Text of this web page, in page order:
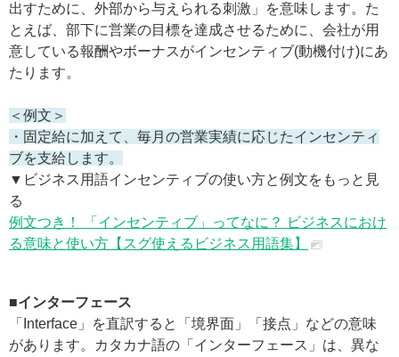
出すために、外部から与えられる刺激」を意味します。た
とえば、部下に営業の目標を達成させるために、会社が用
意している報酬やボーナスがインセンティブ(動機付け)にあ
たります。
＜例文＞
・固定給に加えて、毎月の営業実績に応じたインセンティ
ブを支給します。
▼ビジネス用語インセンティブの使い方と例文をもっと見
る
例文つき！ 「インセンティブ」ってなに？ ビジネスにおけ
る意味と使い方【スグ使えるビジネス用語集】
■インターフェース
「Interface」を直訳すると「境界面」「接点」などの意味
があります。カタカナ語の「インターフェース」は、異な